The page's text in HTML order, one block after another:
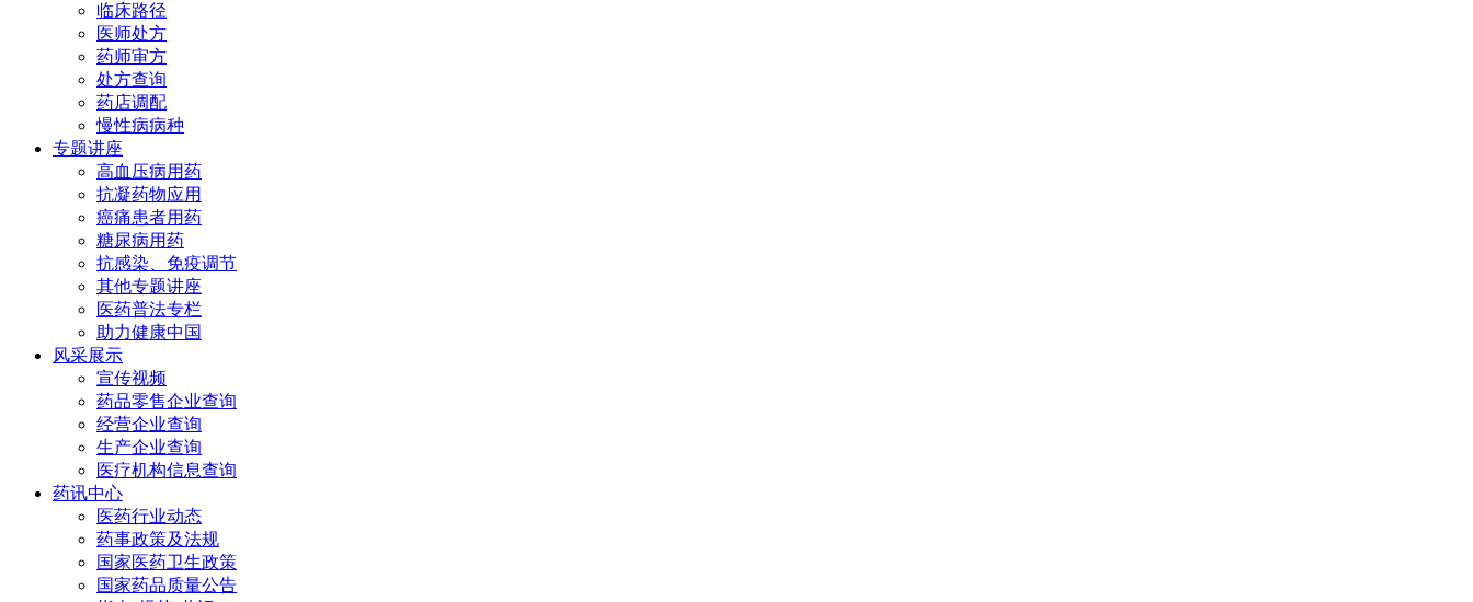
临床路径
医师处方
药师审方
处方查询
药店调配
慢性病病种
专题讲座
高血压病用药
抗凝药物应用
癌痛患者用药
糖尿病用药
抗感染、免疫调节
其他专题讲座
医药普法专栏
助力健康中国
风采展示
宣传视频
药品零售企业查询
经营企业查询
生产企业查询
医疗机构信息查询
药讯中心
医药行业动态
药事政策及法规
国家医药卫生政策
国家药品质量公告